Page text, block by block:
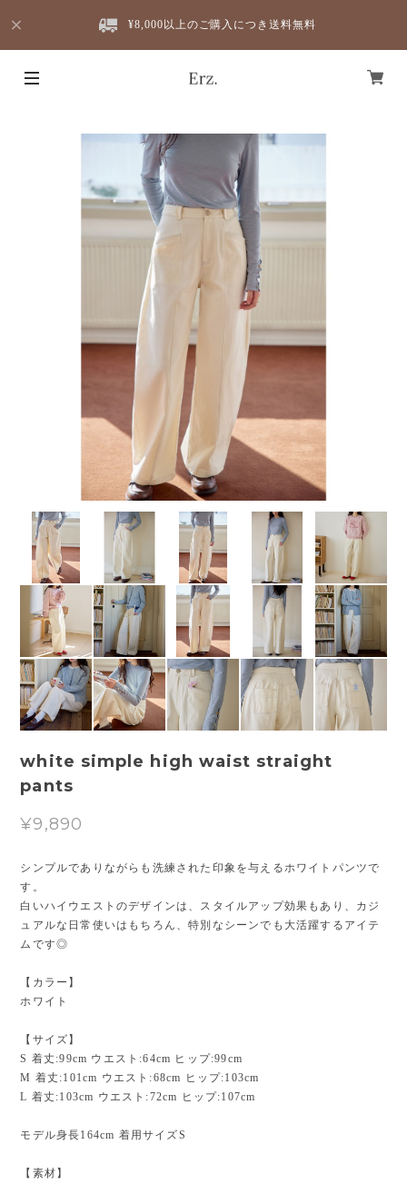
¥8,000以上のご購入につき送料無料
white simple high waist straight
pants
¥9,890
シンプルでありながらも洗練された印象を与えるホワイトパンツで
す。
白いハイウエストのデザインは、スタイルアップ効果もあり、カジ
ュアルな日常使いはもちろん、特別なシーンでも大活躍するアイテ
ムです◎
【カラー】
ホワイト
【サイズ】
S 着丈:99cm ウエスト:64cm ヒップ:99cm
M 着丈:101cm ウエスト:68cm ヒップ:103cm
L 着丈:103cm ウエスト:72cm ヒップ:107cm
モデル身長164cm 着用サイズS
【素材】